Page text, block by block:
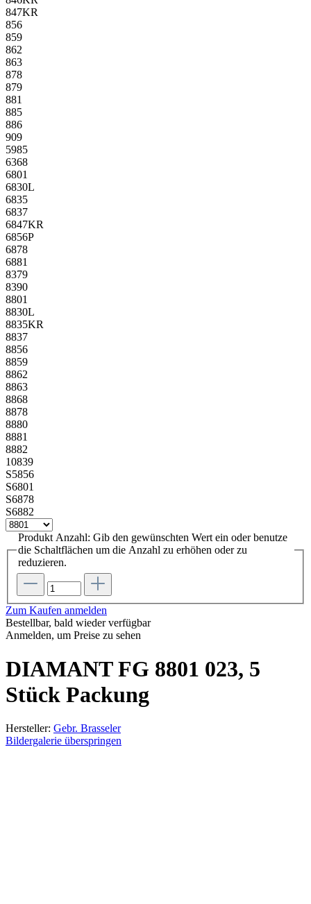
847KR
856
859
862
863
878
879
881
885
886
909
5985
6368
6801
6830L
6835
6837
6847KR
6856P
6878
6881
8379
8390
8801
8830L
8835KR
8837
8856
8859
8862
8863
8868
8878
8880
8881
8882
10839
S5856
S6801
S6878
S6882
Produkt Anzahl: Gib den gewünschten Wert ein oder benutze
die Schaltflächen um die Anzahl zu erhöhen oder zu
reduzieren.
Zum Kaufen anmelden
Bestellbar, bald wieder verfügbar
Anmelden, um Preise zu sehen
DIAMANT FG 8801 023, 5
Stück Packung
Hersteller: Gebr. Brasseler
Bildergalerie überspringen